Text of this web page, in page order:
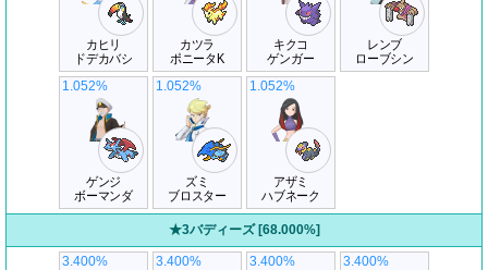
カヒリ
ドデカバシ
カツラ
ポニータK
キクコ
ゲンガー
レンブ
ローブシン
ゲンジ
ボーマンダ
1.052%
ズミ
ブロスター
1.052%
アザミ
ハブネーク
1.052%
★3バディーズ [68.000%]
3.400% 3.400% 3.400% 3.400%